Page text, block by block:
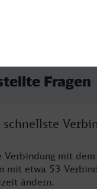
Fragen
Verbindung mit
mit etwa 53
ändern.